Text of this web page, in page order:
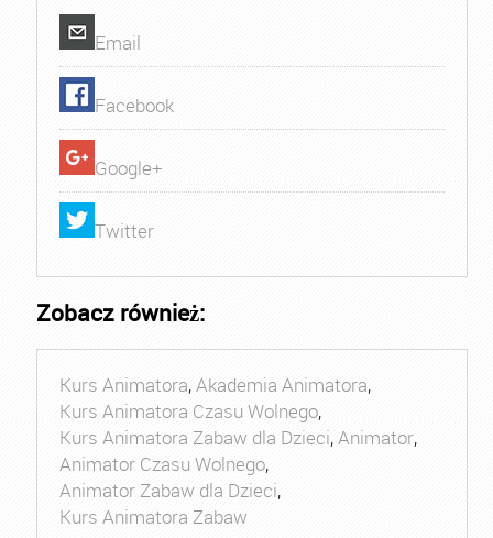
Email
Facebook
Google+
Twitter
Zobacz również:
Kurs Animatora,Akademia Animatora,
Kurs Animatora Czasu Wolnego,
Kurs Animatora Zabaw dla Dzieci,Animator,
Animator Czasu Wolnego,
Animator Zabaw dla Dzieci,
Kurs Animatora Zabaw